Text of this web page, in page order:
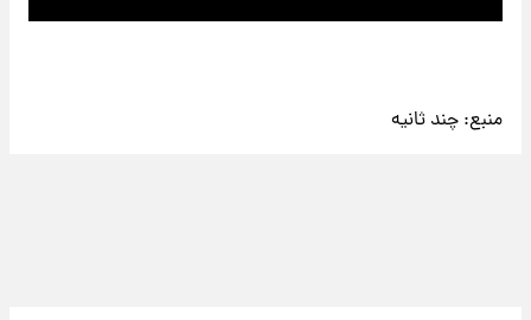
منبع: چند ثانیه